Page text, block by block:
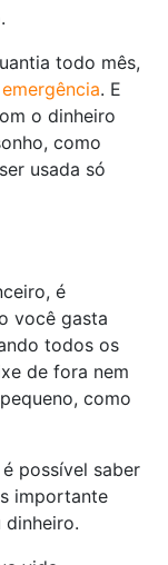
todo mês,
. E
o dinheiro
como
usada só
é
você gasta
todos os
de fora nem
como
possível saber
importante
dinheiro.